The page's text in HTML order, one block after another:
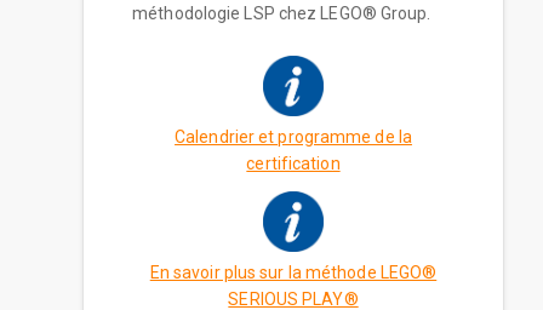
méthodologie LSP chez LEGO® Group.
Calendrier et programme de la
certification
En savoir plus sur la méthode LEGO®
SERIOUS PLAY®